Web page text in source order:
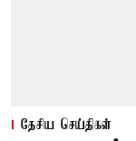
தேசிய செய்திகள்